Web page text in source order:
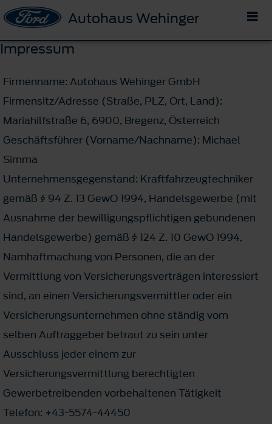
Autohaus Wehinger
Impressum
Firmenname: Autohaus Wehinger GmbH
Firmensitz/Adresse (Straße, PLZ, Ort, Land):
Mariahilfstraße 6, 6900, Bregenz, Österreich
Geschäftsführer (Vorname/Nachname): Michael
Simma
Unternehmensgegenstand: Kraftfahrzeugtechniker
gemäß § 94 Z. 13 GewO 1994, Handelsgewerbe (mit
Ausnahme der bewilligungspflichtigen gebundenen
Handelsgewerbe) gemäß § 124 Z. 10 GewO 1994,
Namhaftmachung von Personen, die an der
Vermittlung von Versicherungsverträgen interessiert
sind, an einen Versicherungsvermittler oder ein
Versicherungsunternehmen ohne ständig vom
selben Auftraggeber betraut zu sein unter
Ausschluss jeder einem zur
Versicherungsvermittlung berechtigten
Gewerbetreibenden vorbehaltenen Tätigkeit
Telefon: +43-5574-44450